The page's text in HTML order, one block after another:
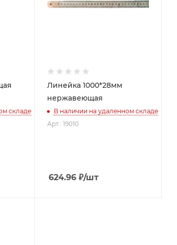
складе
Линейка 1000*28мм
нержавеющая
В наличии на удаленном складе
Арт.: 19010
624.96₽/шт